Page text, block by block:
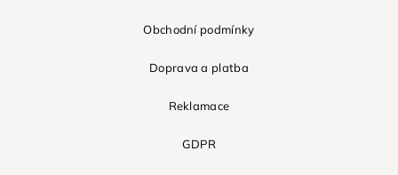
Obchodní podmínky
Doprava a platba
Reklamace
GDPR